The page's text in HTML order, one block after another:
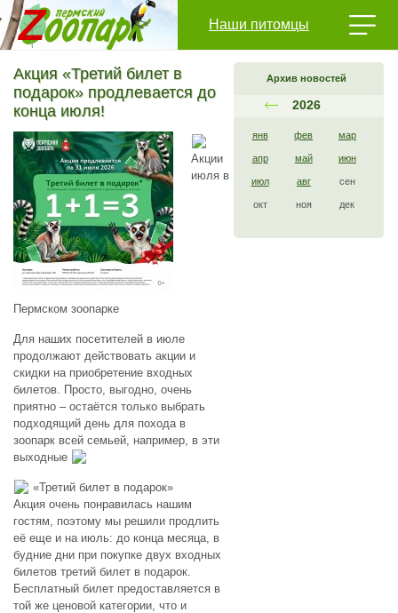
Наши питомцы
Архив новостей
2026
янв фев мар
апр май июн
июл авг сен
окт ноя дек
Акция «Третий билет в
подарок» продлевается до
конца июля!
Акции
июля в
Пермском зоопарке
Для наших посетителей в июле
продолжают действовать акции и
скидки на приобретение входных
билетов. Просто, выгодно, очень
приятно – остаётся только выбрать
подходящий день для похода в
зоопарк всей семьей, например, в эти
выходные
«Третий билет в подарок»
Акция очень понравилась нашим
гостям, поэтому мы решили продлить
её еще и на июль: до конца месяца, в
будние дни при покупке двух входных
билетов третий билет в подарок.
Бесплатный билет предоставляется в
той же ценовой категории, что и